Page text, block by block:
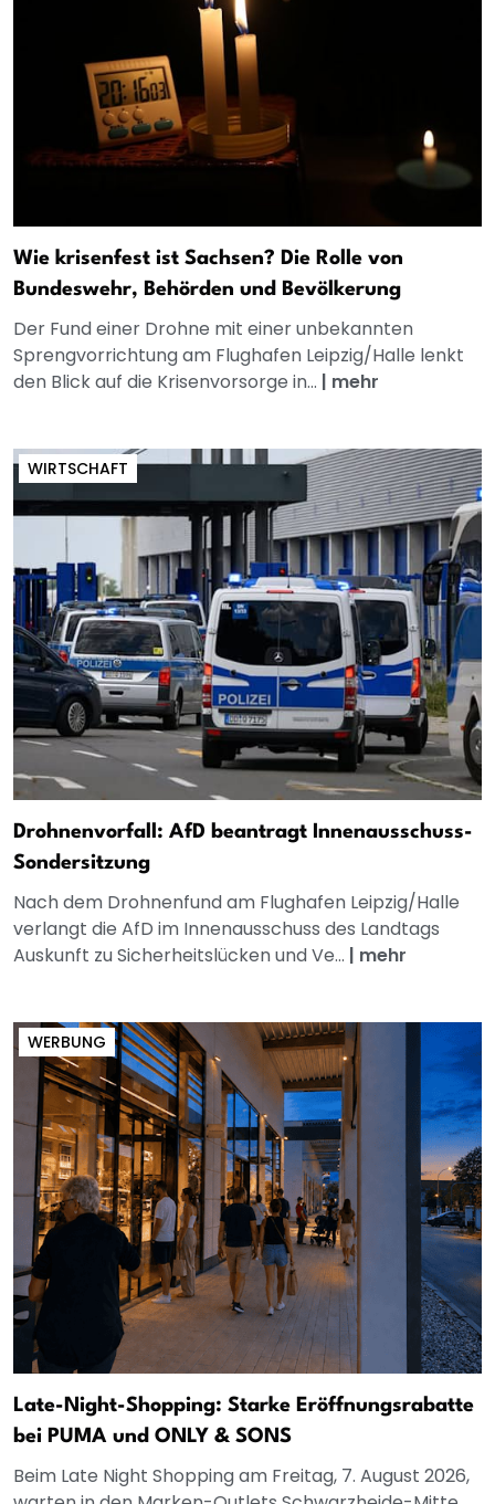
Wie krisenfest ist Sachsen? Die Rolle von
Bundeswehr, Behörden und Bevölkerung
Der Fund einer Drohne mit einer unbekannten
Sprengvorrichtung am Flughafen Leipzig/Halle lenkt
den Blick auf die Krisenvorsorge in... | mehr
WIRTSCHAFT
Drohnenvorfall: AfD beantragt Innenausschuss-
Sondersitzung
Nach dem Drohnenfund am Flughafen Leipzig/Halle
verlangt die AfD im Innenausschuss des Landtags
Auskunft zu Sicherheitslücken und Ve... | mehr
WERBUNG
Late-Night-Shopping: Starke Eröffnungsrabatte
bei PUMA und ONLY & SONS
Beim Late Night Shopping am Freitag, 7. August 2026,